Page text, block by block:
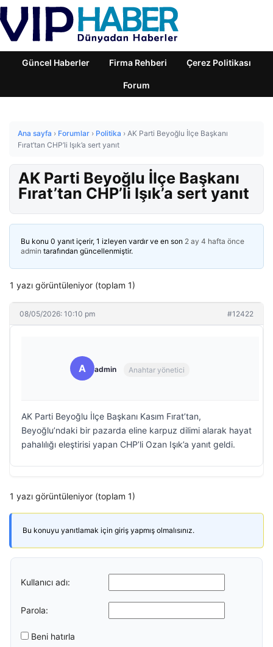
Güncel Haberler Firma Rehberi Çerez Politikası
Forum
Ana sayfa › Forumlar › Politika › AK Parti Beyoğlu İlçe Başkanı
Fırat’tan CHP’li Işık’a sert yanıt
AK Parti Beyoğlu İlçe Başkanı
Fırat’tan CHP’li Işık’a sert yanıt
Bu konu 0 yanıt içerir, 1 izleyen vardır ve en son 2 ay 4 hafta önce
admin tarafından güncellenmiştir.
1 yazı görüntüleniyor (toplam 1)
08/05/2026: 10:10 pm #12422
A admin Anahtar yönetici
AK Parti Beyoğlu İlçe Başkanı Kasım Fırat’tan,
Beyoğlu’ndaki bir pazarda eline karpuz dilimi alarak hayat
pahalılığı eleştirisi yapan CHP’li Ozan Işık’a yanıt geldi.
1 yazı görüntüleniyor (toplam 1)
Bu konuyu yanıtlamak için giriş yapmış olmalısınız.
Kullanıcı adı:
Parola:
Beni hatırla